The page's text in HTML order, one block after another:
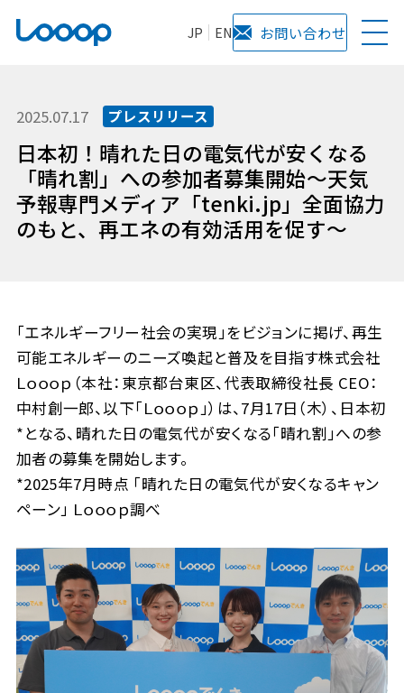
JP EN お問い合わせ
2025.07.17 プレスリリース
日本初！晴れた日の電気代が安くなる
「晴れ割」への参加者募集開始～天気
予報専門メディア「tenki.jp」全面協力
のもと、再エネの有効活用を促す～
「エネルギーフリー社会の実現」をビジョンに掲げ、再生
可能エネルギーのニーズ喚起と普及を目指す株式会社
Ｌｏｏｏｐ（本社：東京都台東区、代表取締役社長 CEO：
中村創一郎、以下「Ｌｏｏｏｐ」）は、7月17日（木）、日本初
*となる、晴れた日の電気代が安くなる「晴れ割」への参
加者の募集を開始します。
*2025年7月時点 「晴れた日の電気代が安くなるキャン
ペーン」 Ｌｏｏｏｐ調べ